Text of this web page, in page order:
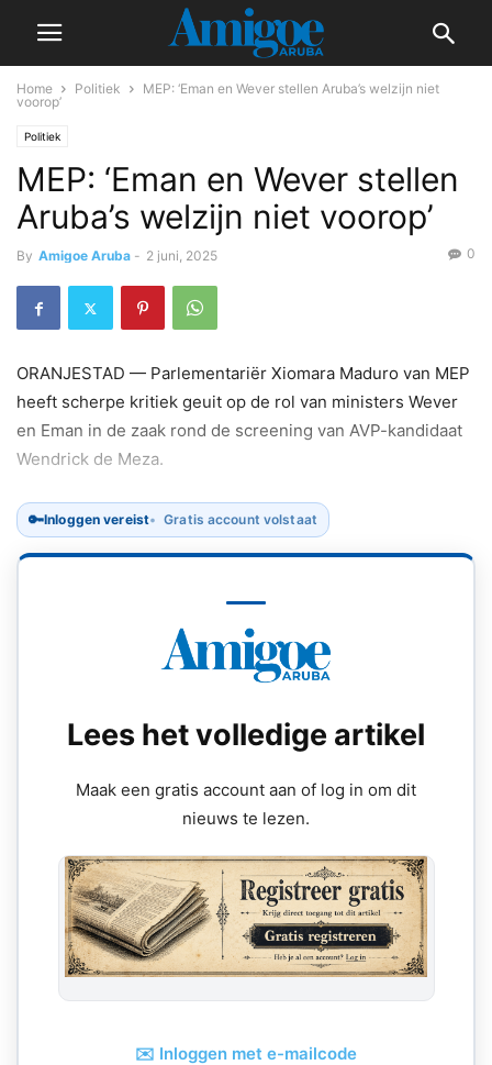
Home Politiek
MEP: ‘Eman en Wever stellen Aruba’s welzijn niet
voorop’
Politiek
MEP: ‘Eman en Wever stellen
Aruba’s welzijn niet voorop’
By Amigoe Aruba - 2 juni, 2025 0
ORANJESTAD — Parlementariër Xiomara Maduro van MEP
heeft scherpe kritiek geuit op de rol van ministers Wever
en Eman in de zaak rond de screening van AVP-kandidaat
Wendrick de Meza.
🔑Inloggen vereist Gratis account volstaat
Lees het volledige artikel
Maak een gratis account aan of log in om dit
nieuws te lezen.
✉️ Inloggen met e-mailcode